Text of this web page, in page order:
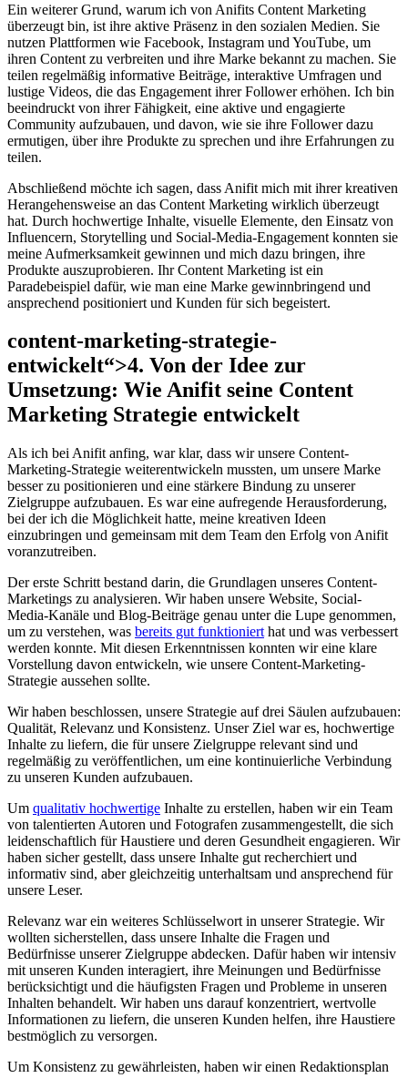
Ein weiterer Grund, warum ich von Anifits Content Marketing
überzeugt bin, ist ihre aktive Präsenz in den sozialen Medien. Sie
nutzen Plattformen wie Facebook, Instagram und YouTube, um
ihren Content zu verbreiten und ihre Marke bekannt zu machen. Sie
teilen regelmäßig informative Beiträge, interaktive Umfragen und
lustige Videos, die das Engagement ihrer Follower erhöhen. Ich bin
beeindruckt von ihrer Fähigkeit, eine aktive und engagierte
Community aufzubauen, und davon, wie sie ihre Follower dazu
ermutigen, über ihre Produkte zu sprechen und ihre Erfahrungen zu
teilen.
Abschließend möchte ich sagen, dass Anifit mich mit ihrer kreativen
Herangehensweise an das Content Marketing wirklich überzeugt
hat. Durch hochwertige Inhalte, visuelle Elemente, den Einsatz von
Influencern, Storytelling und Social-Media-Engagement konnten sie
meine Aufmerksamkeit gewinnen und mich dazu bringen, ihre
Produkte auszuprobieren. Ihr Content Marketing ist ein
Paradebeispiel dafür, wie man eine Marke gewinnbringend und
ansprechend positioniert und Kunden für sich begeistert.
content-marketing-strategie-
entwickelt“>4. Von der Idee zur
Umsetzung: Wie Anifit seine Content
Marketing Strategie entwickelt
Als ich bei Anifit anfing, war klar, dass wir unsere Content-
Marketing-Strategie weiterentwickeln mussten, um unsere Marke
besser zu positionieren und eine stärkere Bindung zu unserer
Zielgruppe aufzubauen. Es war eine aufregende Herausforderung,
bei der ich die Möglichkeit hatte, meine kreativen Ideen
einzubringen und gemeinsam mit dem Team den Erfolg von Anifit
voranzutreiben.
Der erste Schritt bestand darin, die Grundlagen unseres Content-
Marketings zu analysieren. Wir haben unsere Website, Social-
Media-Kanäle und Blog-Beiträge genau unter die Lupe genommen,
um zu verstehen, was bereits gut funktioniert hat und was verbessert
werden konnte. Mit diesen Erkenntnissen konnten wir eine klare
Vorstellung davon entwickeln, wie unsere Content-Marketing-
Strategie aussehen sollte.
Wir haben beschlossen, unsere Strategie auf drei Säulen aufzubauen:
Qualität, Relevanz und Konsistenz. Unser Ziel war es, hochwertige
Inhalte zu liefern, die für unsere Zielgruppe relevant sind und
regelmäßig zu veröffentlichen, um eine kontinuierliche Verbindung
zu unseren Kunden aufzubauen.
Um qualitativ hochwertige Inhalte zu erstellen, haben wir ein Team
von talentierten Autoren und Fotografen zusammengestellt, die sich
leidenschaftlich für Haustiere und deren Gesundheit engagieren. Wir
haben sicher gestellt, dass unsere Inhalte gut recherchiert und
informativ sind, aber gleichzeitig unterhaltsam und ansprechend für
unsere Leser.
Relevanz war ein weiteres Schlüsselwort in unserer Strategie. Wir
wollten sicherstellen, dass unsere Inhalte die Fragen und
Bedürfnisse unserer Zielgruppe abdecken. Dafür haben wir intensiv
mit unseren Kunden interagiert, ihre Meinungen und Bedürfnisse
berücksichtigt und die häufigsten Fragen und Probleme in unseren
Inhalten behandelt. Wir haben uns darauf konzentriert, wertvolle
Informationen zu liefern, die unseren Kunden helfen, ihre Haustiere
bestmöglich zu versorgen.
Um Konsistenz zu gewährleisten, haben wir einen Redaktionsplan